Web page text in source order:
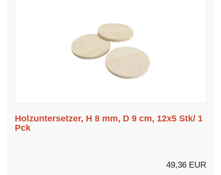
Holzuntersetzer, H 8 mm, D 9 cm, 12x5 Stk/ 1
Pck
49,36 EUR